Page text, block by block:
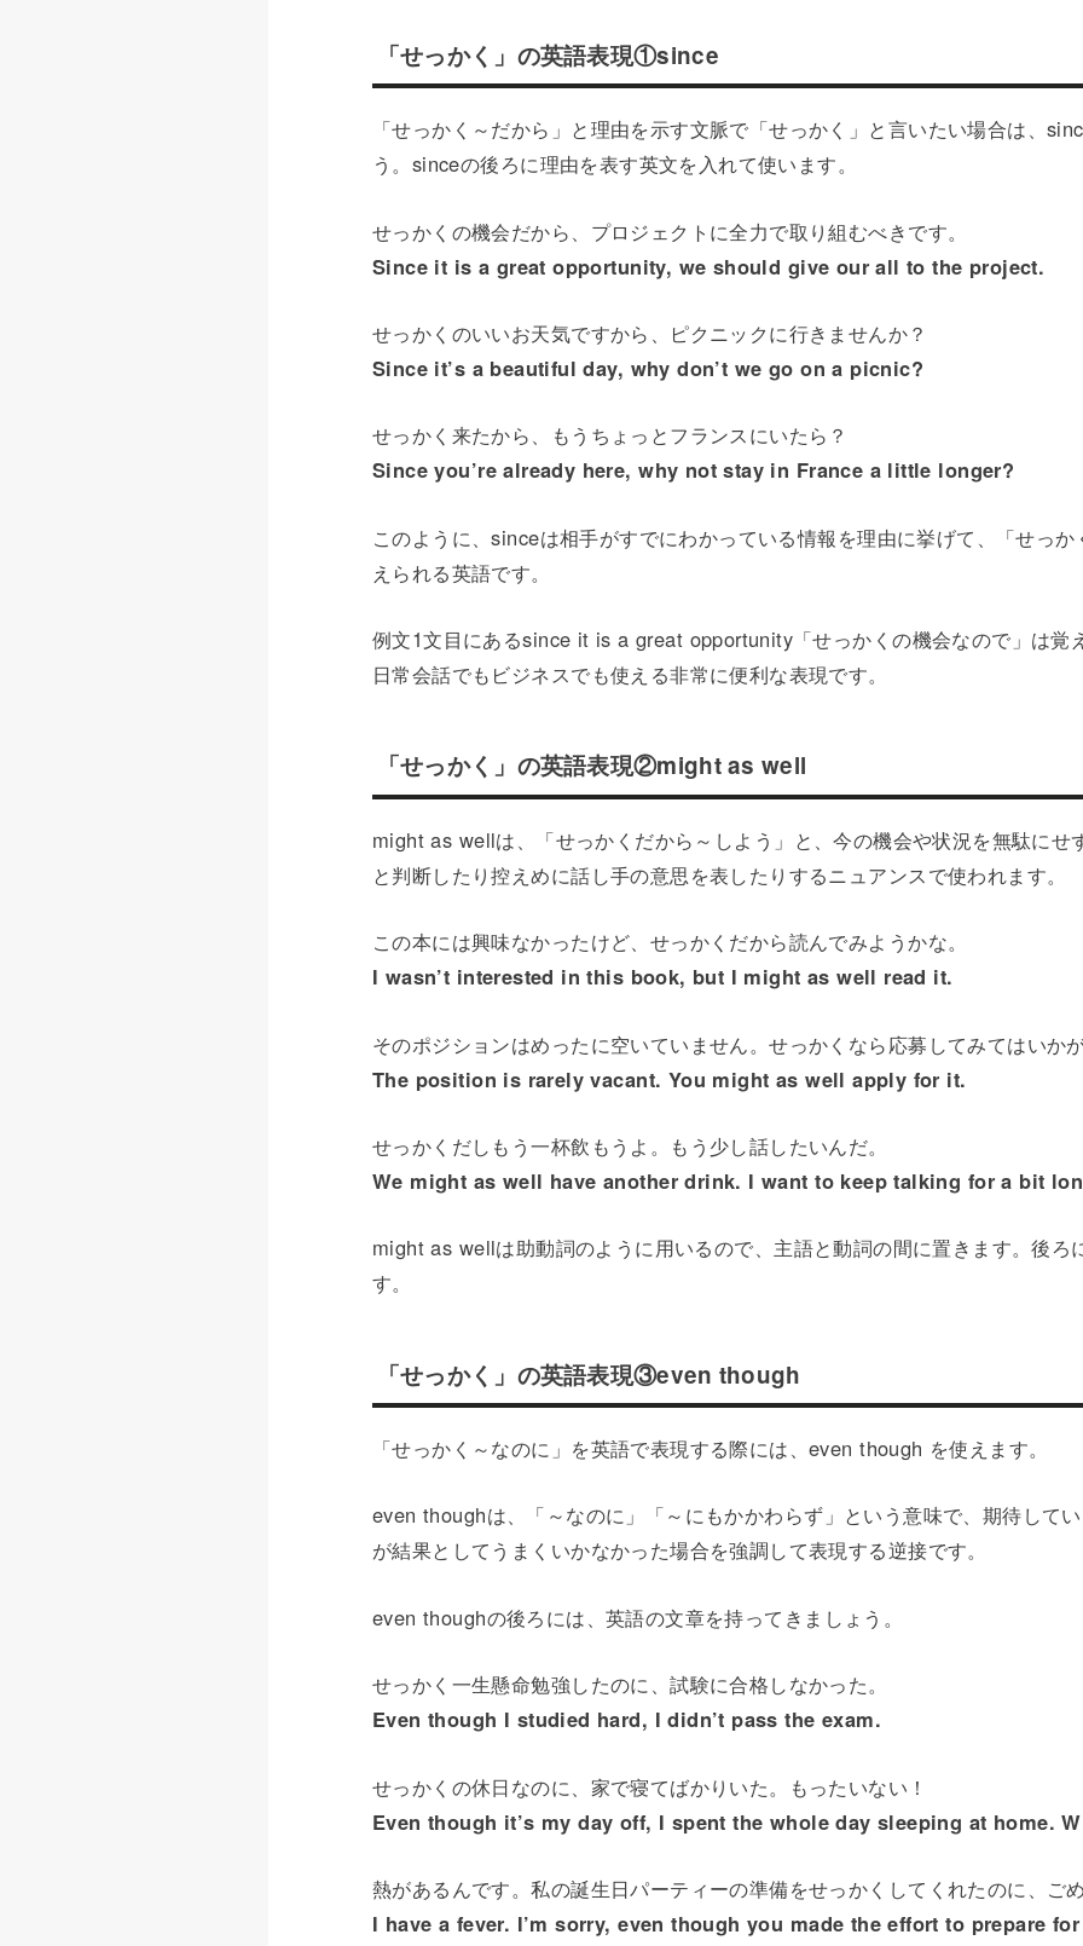
「せっかく」の英語表現①since
「せっかく～だから」と理由を示す文脈で「せっかく」と言いたい場合は、
う。sinceの後ろに理由を表す英文を入れて使います。
せっかくの機会だから、プロジェクトに全力で取り組むべきです。
Since it is a great opportunity, we should give our all to the project.
せっかくのいいお天気ですから、ピクニックに行きませんか？
Since it’s a beautiful day, why don’t we go on a picnic?
せっかく来たから、もうちょっとフランスにいたら？
Since you’re already here, why not stay in France a little longer?
このように、sinceは相手がすでにわかっている情報を理由に挙げて、「せっ
えられる英語です。
例文1文目にあるsince it is a great opportunity「せっかくの機会なので」は覚
日常会話でもビジネスでも使える非常に便利な表現です。
「せっかく」の英語表現②might as well
might as wellは、「せっかくだから～しよう」と、今の機会や状況を無駄にせ
と判断したり控えめに話し手の意思を表したりするニュアンスで使われます。
この本には興味なかったけど、せっかくだから読んでみようかな。
I wasn’t interested in this book, but I might as well read it.
そのポジションはめったに空いていません。せっかくなら応募してみてはいか
The position is rarely vacant. You might as well apply for it.
せっかくだしもう一杯飲もうよ。もう少し話したいんだ。
We might as well have another drink. I want to keep talking for a bit
might as wellは助動詞のように用いるので、主語と動詞の間に置きます。後ろ
す。
「せっかく」の英語表現③even though
「せっかく～なのに」を英語で表現する際には、even though を使えます。
even thoughは、「～なのに」「～にもかかわらず」という意味で、期待して
が結果としてうまくいかなかった場合を強調して表現する逆接です。
even thoughの後ろには、英語の文章を持ってきましょう。
せっかく一生懸命勉強したのに、試験に合格しなかった。
Even though I studied hard, I didn’t pass the exam.
せっかくの休日なのに、家で寝てばかりいた。もったいない！
Even though it’s my day off, I spent the whole day sleeping at home.
熱があるんです。私の誕生日パーティーの準備をせっかくしてくれたのに、ご
I have a fever. I’m sorry, even though you made the effort to prepare